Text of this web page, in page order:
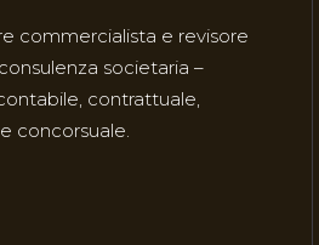
commercialista e revisore
societaria –
contrattuale,
concorsuale.